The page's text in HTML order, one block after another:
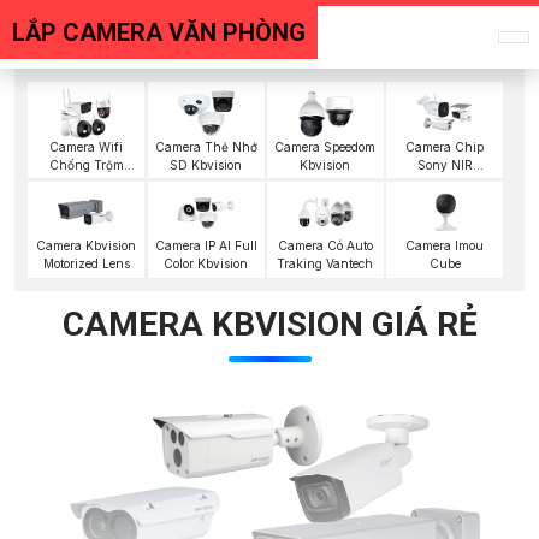
LẮP CAMERA VĂN PHÒNG
Camera Wifi
Chống Trộm
Camera Thẻ Nhớ
SD Kbvision
Camera Speedom
Kbvision
Camera Chip
Sony NIR
Camera Kbvision
Motorized Lens
Camera IP AI Full
Color Kbvision
Camera Có Auto
Traking Vantech
Camera Imou
Cube
CAMERA KBVISION GIÁ RẺ